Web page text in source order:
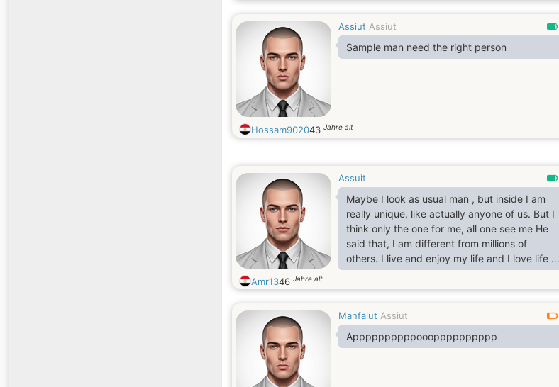
Assiut Assiut
Sample man need the right person
Hossam902043 Jahre alt
Assuit
Maybe I look as usual man , but inside I am
really unique, like actually anyone of us. But I
think only the one for me, all one see me He
said that, I am different from millions of
others. I live and enjoy my life and I love life in
all the variety. I believe that every problem
can be solved no matter how hard it may
Amr1346 Jahre alt
Manfalut Assiut
Appppppppppooopppppppppp